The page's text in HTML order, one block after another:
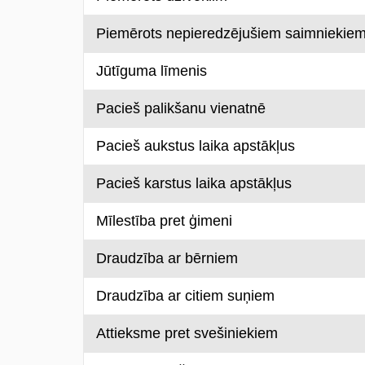
Piemērots nepieredzējušiem
Jūtīguma līmenis
Pacieš palikšanu vienatnē
Pacieš aukstus laika apstākļus
Pacieš karstus laika apstākļus
Mīlestība pret ģimeni
Draudzība ar bērniem
Draudzība ar citiem suņiem
Attieksme pret svešiniekiem